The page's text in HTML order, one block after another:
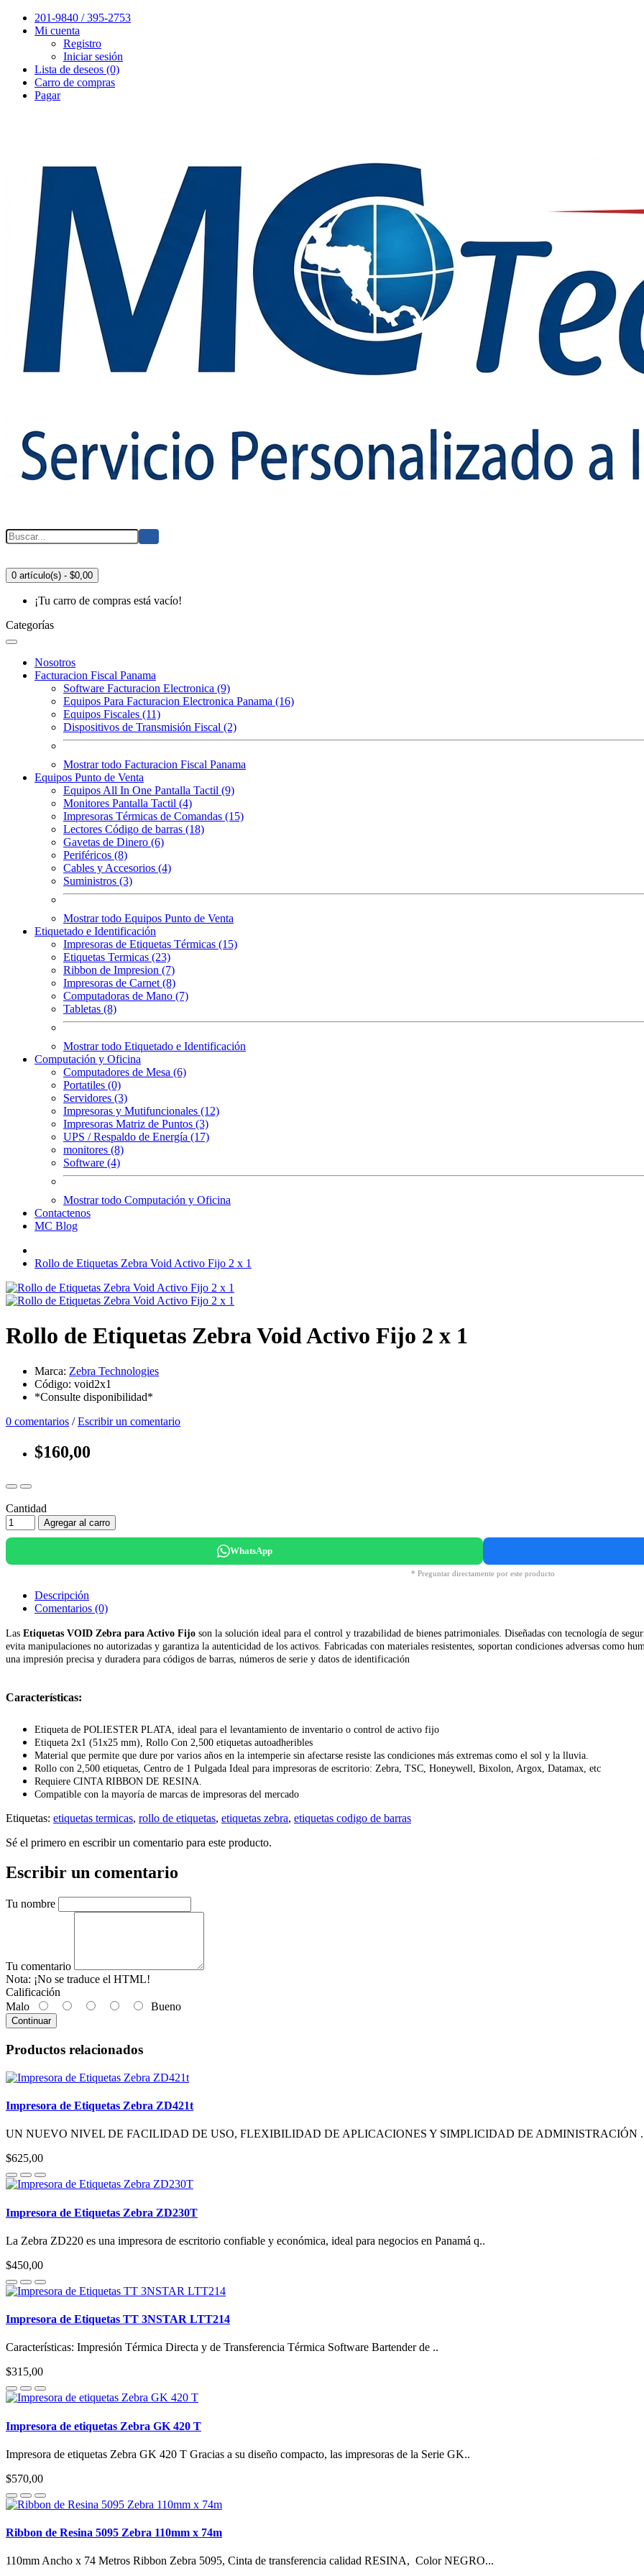
201-9840 / 395-2753
Mi cuenta
Registro
Iniciar sesión
Lista de deseos (0)
Carro de compras
Pagar
0 artículo(s) - $0,00
¡Tu carro de compras está vacío!
Categorías
Nosotros
Facturacion Fiscal Panama
Software Facturacion Electronica (9)
Equipos Para Facturacion Electronica Panama (16)
Equipos Fiscales (11)
Dispositivos de Transmisión Fiscal (2)
Mostrar todo Facturacion Fiscal Panama
Equipos Punto de Venta
Equipos All In One Pantalla Tactil (9)
Monitores Pantalla Tactil (4)
Impresoras Térmicas de Comandas (15)
Lectores Código de barras (18)
Gavetas de Dinero (6)
Periféricos (8)
Cables y Accesorios (4)
Suministros (3)
Mostrar todo Equipos Punto de Venta
Etiquetado e Identificación
Impresoras de Etiquetas Térmicas (15)
Etiquetas Termicas (23)
Ribbon de Impresion (7)
Impresoras de Carnet (8)
Computadoras de Mano (7)
Tabletas (8)
Mostrar todo Etiquetado e Identificación
Computación y Oficina
Computadores de Mesa (6)
Portatiles (0)
Servidores (3)
Impresoras y Mutifuncionales (12)
Impresoras Matriz de Puntos (3)
UPS / Respaldo de Energía (17)
monitores (8)
Software (4)
Mostrar todo Computación y Oficina
Contactenos
MC Blog
Rollo de Etiquetas Zebra Void Activo Fijo 2 x 1
Rollo de Etiquetas Zebra Void Activo Fijo 2 x 1
Marca: Zebra Technologies
Código: void2x1
*Consulte disponibilidad*
0 comentarios /Escribir un comentario
$160,00
Cantidad
Agregar al carro
WhatsApp
* Preguntar directamente por este producto
Descripción
Comentarios (0)
Las Etiquetas VOID Zebra para Activo Fijo son la solución ideal para el control y trazabilidad de bienes patrimoniales. Diseñadas con tecnología de
evita manipulaciones no autorizadas y garantiza la autenticidad de los activos. Fabricadas con materiales resistentes, soportan condiciones adversas como
una impresión precisa y duradera para códigos de barras, números de serie y datos de identificación
Características:
Etiqueta de POLIESTER PLATA, ideal para el levantamiento de inventario o control de activo fijo
Etiqueta 2x1 (51x25 mm), Rollo Con 2,500 etiquetas autoadheribles
Material que permite que dure por varios años en la intemperie sin afectarse resiste las condiciones más extremas como el sol y la lluvia.
Rollo con 2,500 etiquetas, Centro de 1 Pulgada Ideal para impresoras de escritorio: Zebra, TSC, Honeywell, Bixolon, Argox, Datamax, etc
Requiere CINTA RIBBON DE RESINA.
Compatible con la mayoría de marcas de impresoras del mercado
Etiquetas: etiquetas termicas, rollo de etiquetas, etiquetas zebra, etiquetas codigo de barras
Sé el primero en escribir un comentario para este producto.
Escribir un comentario
Tu nombre
Tu comentario
Nota: ¡No se traduce el HTML!
Calificación
Malo
Bueno
Continuar
Productos relacionados
Impresora de Etiquetas Zebra ZD421t
UN NUEVO NIVEL DE FACILIDAD DE USO, FLEXIBILIDAD DE APLICACIONES Y SIMPLICIDAD DE ADMINISTRACIÓN
$625,00
Impresora de Etiquetas Zebra ZD230T
La Zebra ZD220 es una impresora de escritorio confiable y económica, ideal para negocios en Panamá q..
$450,00
Impresora de Etiquetas TT 3NSTAR LTT214
Características: Impresión Térmica Directa y de Transferencia Térmica Software Bartender de ..
$315,00
Impresora de etiquetas Zebra GK 420 T
Impresora de etiquetas Zebra GK 420 T Gracias a su diseño compacto, las impresoras de la Serie GK..
$570,00
Ribbon de Resina 5095 Zebra 110mm x 74m
110mm Ancho x 74 Metros Ribbon Zebra 5095, Cinta de transferencia calidad RESINA, Color NEGRO...